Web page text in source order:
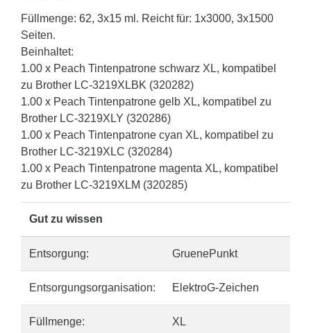
Füllmenge: 62, 3x15 ml. Reicht für: 1x3000, 3x1500
Seiten.
Beinhaltet:
1.00 x Peach Tintenpatrone schwarz XL, kompatibel
zu Brother LC-3219XLBK (320282)
1.00 x Peach Tintenpatrone gelb XL, kompatibel zu
Brother LC-3219XLY (320286)
1.00 x Peach Tintenpatrone cyan XL, kompatibel zu
Brother LC-3219XLC (320284)
1.00 x Peach Tintenpatrone magenta XL, kompatibel
zu Brother LC-3219XLM (320285)
Gut zu wissen
Entsorgung: GruenePunkt
Entsorgungsorganisation: ElektroG-Zeichen
Füllmenge: XL